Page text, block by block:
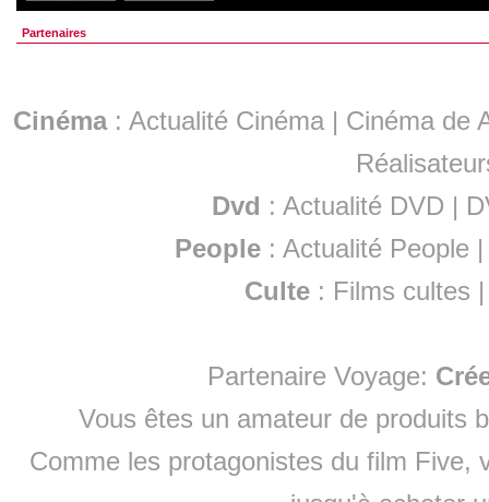
Partenaires
Cinéma: Actualité Cinéma | Cinéma de
Dvd : Actualité DVD |
People :Actualité People
Culte : Films cultes
Partenaire Voyage:
Vous êtes un amateur de produits
Comme les protagonistes du film Five,